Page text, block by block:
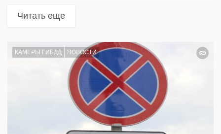
Читать еще
КАМЕРЫ ГИБДД НОВОСТИ